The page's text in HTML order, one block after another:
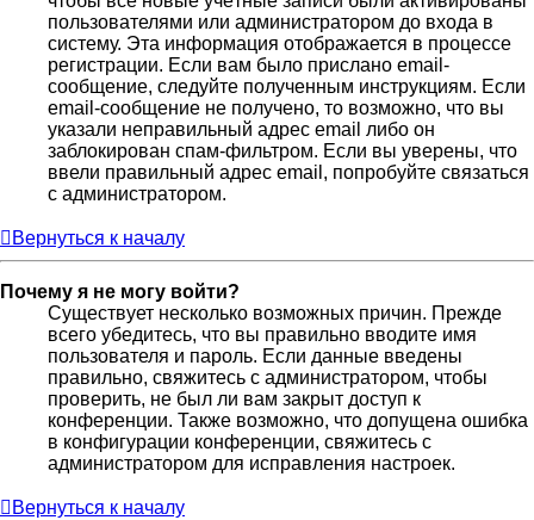
пользователями или администратором до входа в
систему. Эта информация отображается в процессе
регистрации. Если вам было прислано email-
сообщение, следуйте полученным инструкциям. Если
email-сообщение не получено, то возможно, что вы
указали неправильный адрес email либо он
заблокирован спам-фильтром. Если вы уверены, что
ввели правильный адрес email, попробуйте связаться
с администратором.
Вернуться к началу
Почему я не могу войти?
Существует несколько возможных причин. Прежде
всего убедитесь, что вы правильно вводите имя
пользователя и пароль. Если данные введены
правильно, свяжитесь с администратором, чтобы
проверить, не был ли вам закрыт доступ к
конференции. Также возможно, что допущена ошибка
в конфигурации конференции, свяжитесь с
администратором для исправления настроек.
Вернуться к началу